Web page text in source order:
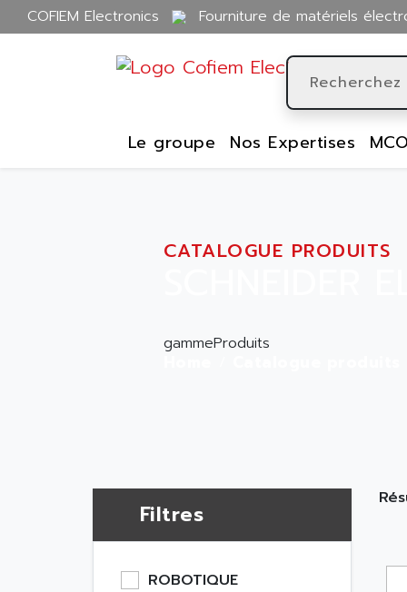
COFIEM Electronics Fourniture de matériels
Le groupe Nos Expertises
CATALOGUE PRODUITS
gammeProduits
Filtres
ROBOTIQUE